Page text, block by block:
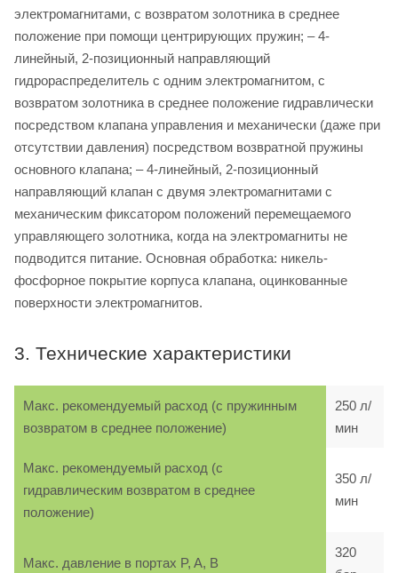
электромагнитами, с возвратом золотника в среднее
положение при помощи центрирующих пружин; – 4-
линейный, 2-позиционный направляющий
гидрораспределитель с одним электромагнитом, с
возвратом золотника в среднее положение гидравлически
посредством клапана управления и механически (даже при
отсутствии давления) посредством возвратной пружины
основного клапана; – 4-линейный, 2-позиционный
направляющий клапан с двумя электромагнитами с
механическим фиксатором положений перемещаемого
управляющего золотника, когда на электромагниты не
подводится питание. Основная обработка: никель-
фосфорное покрытие корпуса клапана, оцинкованные
поверхности электромагнитов.
3. Технические характеристики
Макс. рекомендуемый расход (с пружинным
возвратом в среднее положение)
250 л/
мин
Макс. рекомендуемый расход (с
гидравлическим возвратом в среднее
положение)
350 л/
мин
Макс. давление в портах P, A, B
320